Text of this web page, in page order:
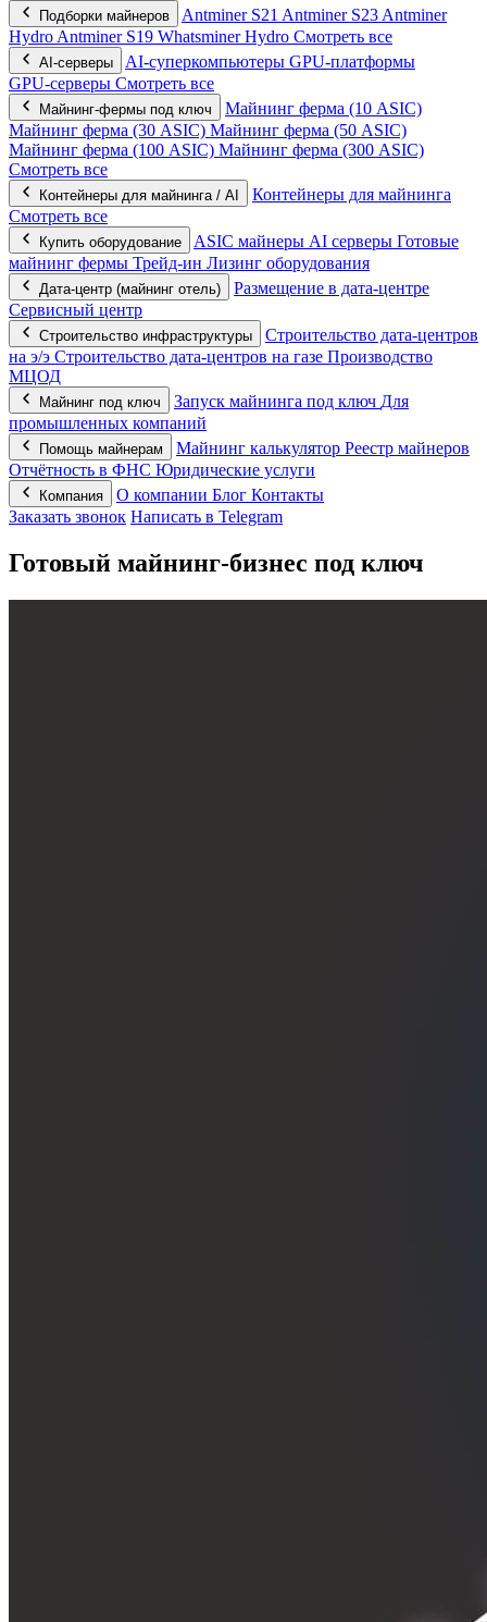
Подборки майнеров Antminer S21 Antminer S23 Antminer
Hydro Antminer S19 Whatsminer Hydro Смотреть все
AI‑серверы AI‑суперкомпьютеры GPU‑платформы
GPU‑серверы Смотреть все
Майнинг-фермы под ключ
Майнинг ферма (10 ASIC)
Майнинг ферма (30 ASIC) Майнинг ферма (50 ASIC)
Майнинг ферма (100 ASIC) Майнинг ферма (300 ASIC)
Смотреть все
Контейнеры для майнинга / AI
Контейнеры для майнинга
Смотреть все
Купить оборудование ASIC майнеры AI серверы Готовые
майнинг фермы Трейд-ин Лизинг оборудования
Дата-центр (майнинг отель)
Размещение в дата-центре
Сервисный центр
Строительство инфраструктуры
Строительство дата-центров
на э/э Строительство дата-центров на газе Производство
МЦОД
Майнинг под ключ Запуск майнинга под ключ Для
промышленных компаний
Помощь майнерам Майнинг калькулятор Реестр майнеров
Отчётность в ФНС Юридические услуги
Компания О компании Блог Контакты
Заказать звонок Написать в Telegram
Готовый майнинг-бизнес под ключ